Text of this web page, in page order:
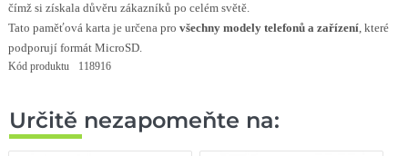
čímž si získala důvěru zákazníků po celém světě.
Tato paměťová karta je určena pro všechny modely telefonů a zařízení, které
podporují formát MicroSD.
Kód produktu 118916
Určitě nezapomeňte na: